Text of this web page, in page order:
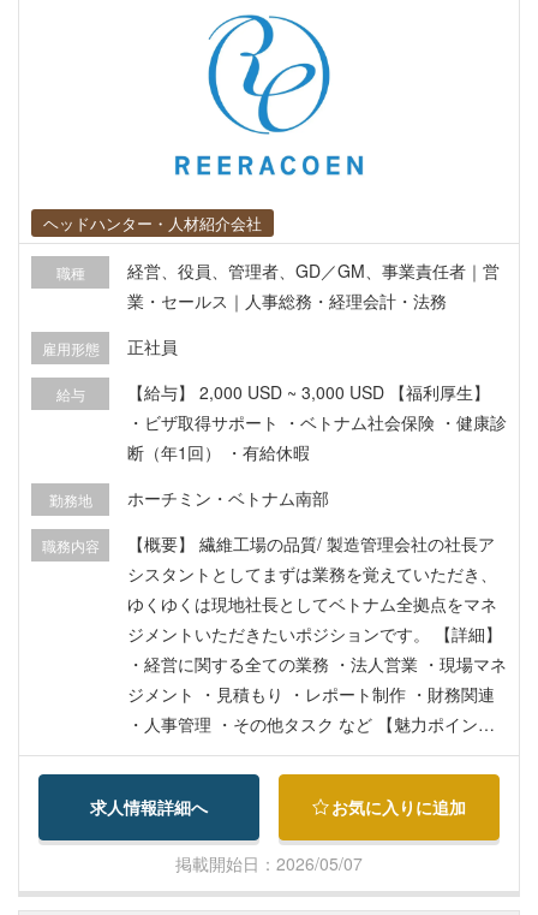
ヘッドハンター・人材紹介会社
職種
経営、役員、管理者、GD／GM、事業責任者｜営
業・セールス｜人事総務・経理会計・法務
雇用形態 正社員
給与
【給与】 2,000 USD ~ 3,000 USD 【福利厚生】
・ビザ取得サポート ・ベトナム社会保険 ・健康診
断（年1回） ・有給休暇
勤務地 ホーチミン・ベトナム南部
職務内容
【概要】 繊維工場の品質/ 製造管理会社の社長ア
シスタントとしてまずは業務を覚えていただき、
ゆくゆくは現地社長としてベトナム全拠点をマネ
ジメントいただきたいポジションです。 【詳細】
・経営に関する全ての業務 ・法人営業 ・現場マネ
ジメント ・見積もり ・レポート制作 ・財務関連
・人事管理 ・その他タスク など 【魅力ポイン
ト】 ・まずはアシスタントからじっくり業務を学
ぶことができます！ ・発展中のベトナムで新しい
ことに挑戦しながら、長く働いていきたい方にお
勧めです！
求人情報詳細へ お気に入りに追加
掲載開始日：2026/05/07